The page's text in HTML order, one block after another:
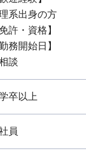
理系出身の方
免許・資格】
勤務開始日】
談
卒以上
員